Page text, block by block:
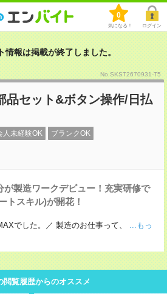
0
気になる！ ログイン
情報は掲載が終了しました。
No.SKST2670931-T5
品セット&ボタン操作/日払
人未経験OK ブランクOK
が製造ワークデビュー！充実研修で
トスキル)が開花！
でした。／ 製造のお仕事って、
...もっ
閲覧履歴からのオススメ